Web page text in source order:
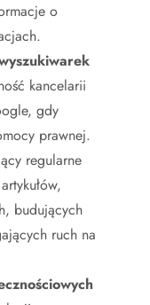
o
kancelarii
gdy
prawnej.
regularne
budujących
ruch na